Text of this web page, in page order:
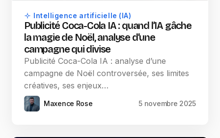
Intelligence artificielle (IA)
Publicité Coca-Cola IA : quand l’IA gâche
la magie de Noël, analyse d’une
campagne qui divise
Publicité Coca-Cola IA : analyse d’une
campagne de Noël controversée, ses limites
créatives, ses enjeux…
Maxence Rose 5 novembre 2025